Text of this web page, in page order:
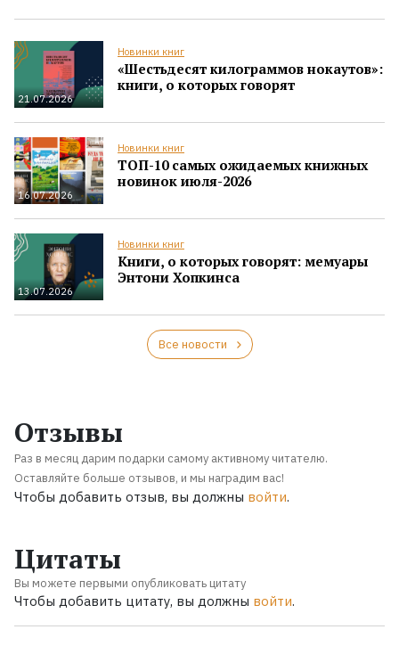
21.07.2026
Новинки книг
«Шестьдесят килограммов нокаутов»:
книги, о которых говорят
16.07.2026
Новинки книг
ТОП-10 самых ожидаемых книжных
новинок июля-2026
13.07.2026
Новинки книг
Книги, о которых говорят: мемуары
Энтони Хопкинса
Все новости
Отзывы
Раз в месяц дарим подарки самому активному читателю.
Оставляйте больше отзывов, и мы наградим вас!
Чтобы добавить отзыв, вы должны войти.
Цитаты
Вы можете первыми опубликовать цитату
Чтобы добавить цитату, вы должны войти.